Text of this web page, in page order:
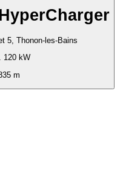
5, Thonon-les-Bains
120 kW
m